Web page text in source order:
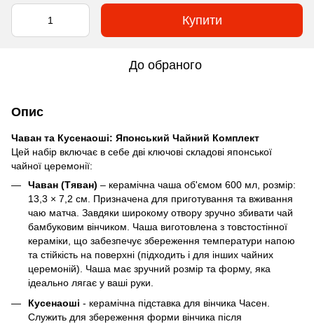
Купити
До обраного
Опис
Чаван та Кусенаоші: Японський Чайний Комплект
Цей набір включає в себе дві ключові складові японської
чайної церемонії:
Чаван (Тяван) – керамічна чаша об'ємом 600 мл, розмір:
13,3 × 7,2 см. Призначена для приготування та вживання
чаю матча. Завдяки широкому отвору зручно збивати чай
бамбуковим вінчиком. Чаша виготовлена з товстостінної
кераміки, що забезпечує збереження температури напою
та стійкість на поверхні (підходить і для інших чайних
церемоній). Чаша має зручний розмір та форму, яка
ідеально лягає у ваші руки.
Кусенаоші - керамічна підставка для вінчика Часен.
Служить для збереження форми вінчика після